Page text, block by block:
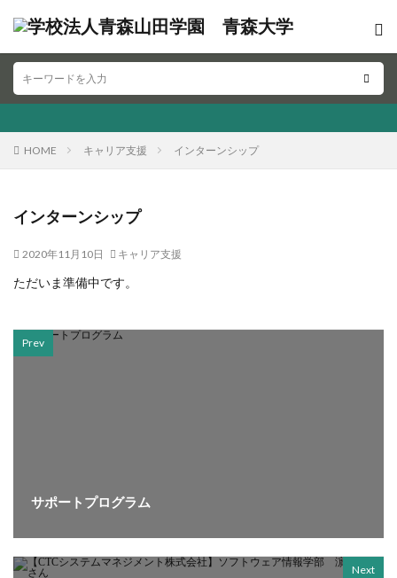
HOME キャリア支援 インターンシップ
インターンシップ
2020年11月10日 キャリア支援
ただいま準備中です。
Prev
サポートプログラム
Next